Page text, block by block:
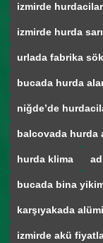
izmirde hurdacilar
izmirde hurda
urlada fabrika
bucada hurda
niğde’de
balcovada hurda
hurda klima
bucada bina
karşıyakada
izmirde akü